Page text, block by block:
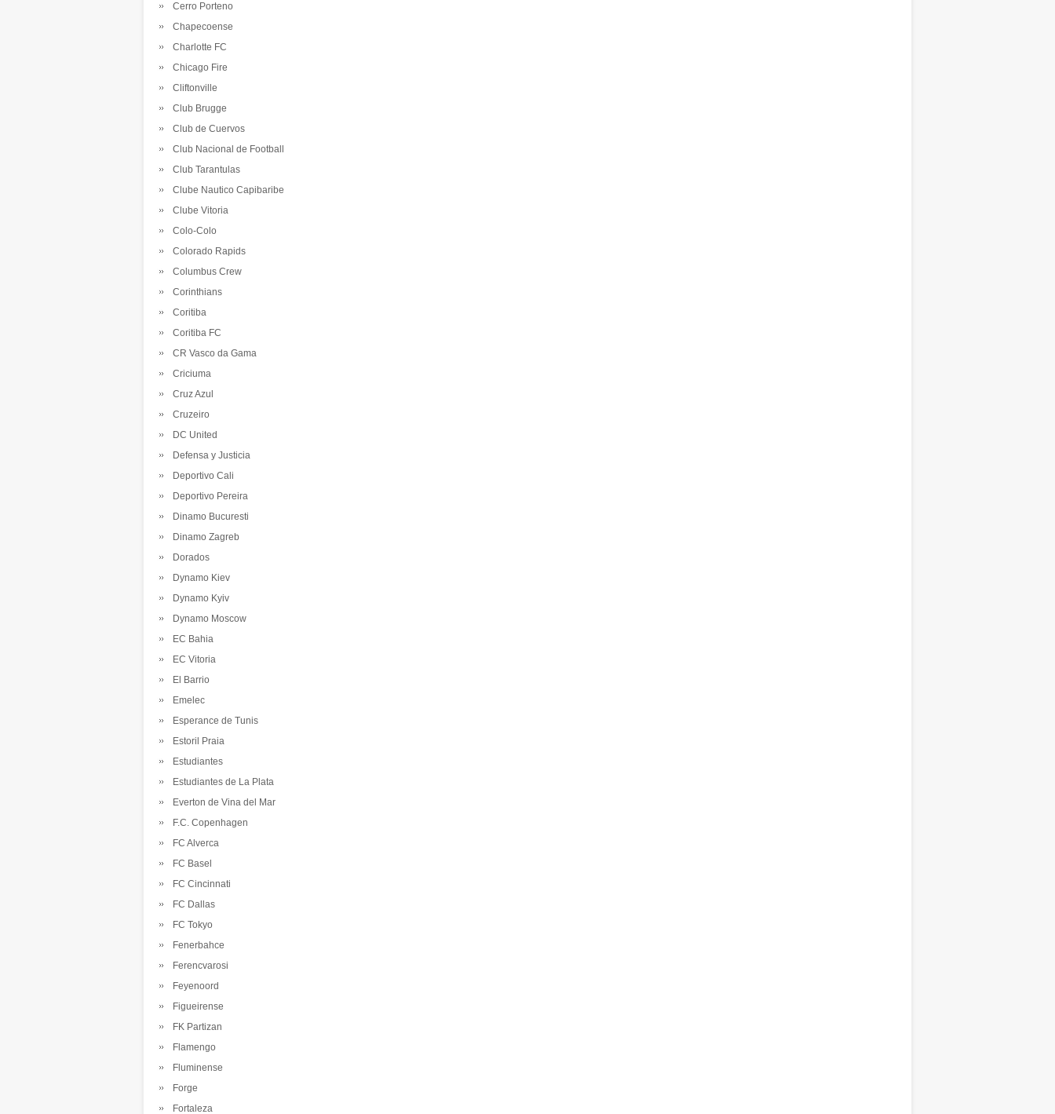
Cerro Porteno
Chapecoense
Charlotte FC
Chicago Fire
Cliftonville
Club Brugge
Club de Cuervos
Club Nacional de Football
Club Tarantulas
Clube Nautico Capibaribe
Clube Vitoria
Colo-Colo
Colorado Rapids
Columbus Crew
Corinthians
Coritiba
Coritiba FC
CR Vasco da Gama
Criciuma
Cruz Azul
Cruzeiro
DC United
Defensa y Justicia
Deportivo Cali
Deportivo Pereira
Dinamo Bucuresti
Dinamo Zagreb
Dorados
Dynamo Kiev
Dynamo Kyiv
Dynamo Moscow
EC Bahia
EC Vitoria
El Barrio
Emelec
Esperance de Tunis
Estoril Praia
Estudiantes
Estudiantes de La Plata
Everton de Vina del Mar
F.C. Copenhagen
FC Alverca
FC Basel
FC Cincinnati
FC Dallas
FC Tokyo
Fenerbahce
Ferencvarosi
Feyenoord
Figueirense
FK Partizan
Flamengo
Fluminense
Forge
Fortaleza